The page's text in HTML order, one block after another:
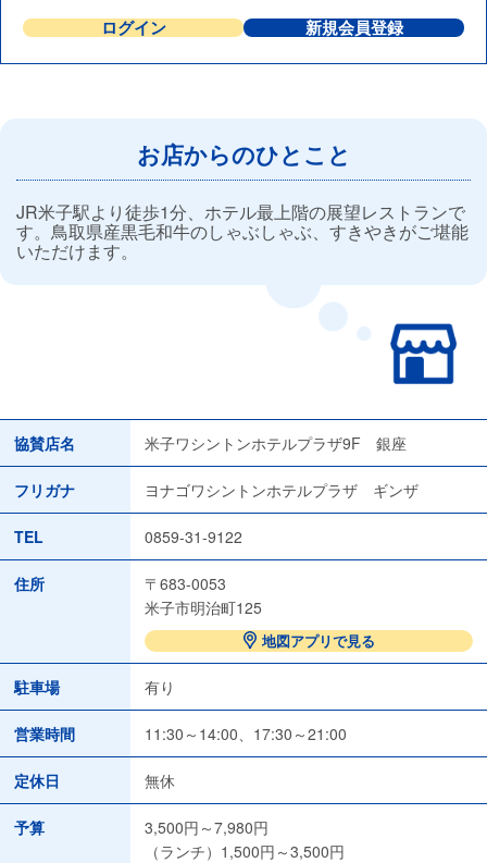
ログイン 新規会員登録
お店からのひとこと
JR米子駅より徒歩1分、ホテル最上階の展望レストランで
す。鳥取県産黒毛和牛のしゃぶしゃぶ、すきやきがご堪能
いただけます。
協賛店名 米子ワシントンホテルプラザ9F 銀座
フリガナ ヨナゴワシントンホテルプラザ ギンザ
TEL 0859-31-9122
住所
〒683-0053
米子市明治町125
地図アプリで見る
駐車場 有り
営業時間 11:30～14:00、17:30～21:00
定休日 無休
予算
3,500円～7,980円
（ランチ）1,500円～3,500円